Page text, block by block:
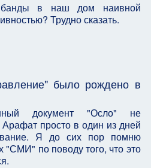
в наш дом наивной
Трудно сказать.
было рождено в
документ "Осло" не
просто в один из дней
Я до сих пор помню
"СМИ" по поводу того, что это